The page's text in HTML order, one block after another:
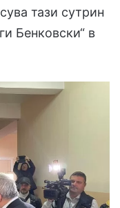
тази сутрин
Бенковски“ в